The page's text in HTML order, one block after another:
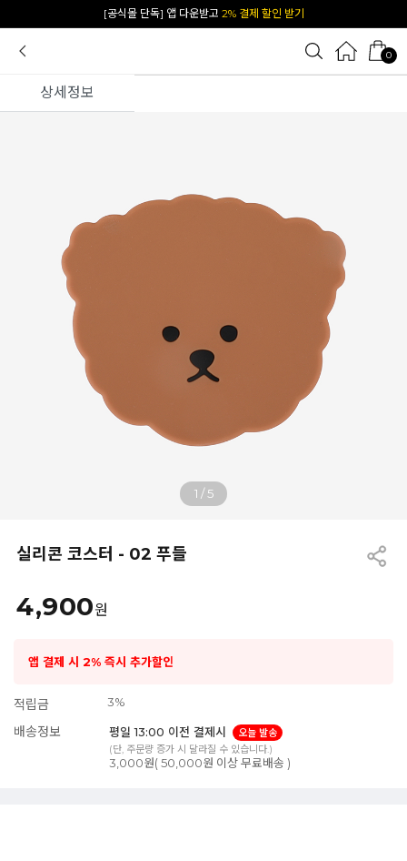
[공식몰 단독] 앱 다운받고 2% 결제 할인 받기
0
상세정보
1 /5
실리콘 코스터 - 02 푸들
4,900원
앱 결제 시 2% 즉시 추가할인
적립금 3%
배송정보 평일 13:00 이전 결제시
오늘 발송
(단, 주문량 증가 시 달라질 수 있습니다.)
3,000원( 50,000원 이상 무료배송 )